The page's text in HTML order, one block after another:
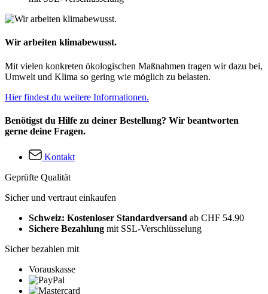
Wir arbeiten klimabewusst.
Mit vielen konkreten ökologischen Maßnahmen tragen wir dazu bei,
Umwelt und Klima so gering wie möglich zu belasten.
Hier findest du weitere Informationen.
Benötigst du Hilfe zu deiner Bestellung? Wir beantworten
gerne deine Fragen.
Kontakt
Geprüfte Qualität
Sicher und vertraut einkaufen
Schweiz: Kostenloser Standardversand ab CHF 54.90
Sichere Bezahlung mit SSL-Verschlüsselung
Sicher bezahlen mit
Vorauskasse